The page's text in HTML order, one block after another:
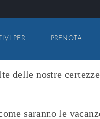
PER … PRENOTA
delle nostre
saranno le